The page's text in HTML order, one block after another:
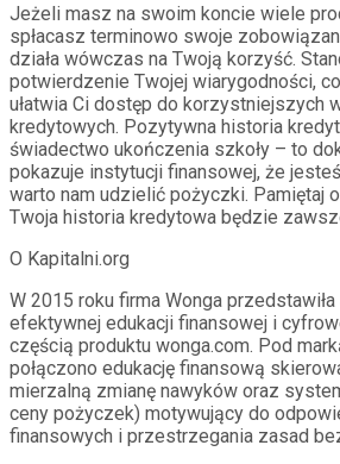
Jeżeli masz na swoim koncie wiele
spłacasz terminowo swoje
działa wówczas na Twoją korzyść.
potwierdzenie Twojej wiarygodności,
ułatwia Ci dostęp do korzystniejszych
kredytowych. Pozytywna historia
świadectwo ukończenia szkoły – to
pokazuje instytucji finansowej, że
warto nam udzielić pożyczki. Pamiętaj
Twoja historia kredytowa będzie
O Kapitalni.org
W 2015 roku firma Wonga
efektywnej edukacji finansowej i
częścią produktu wonga.com. Pod
połączono edukację finansową
mierzalną zmianę nawyków oraz
ceny pożyczek) motywujący do
finansowych i przestrzegania zasad